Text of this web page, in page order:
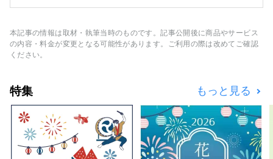
けに終わらず「カキ」「ブリ」「フグ」、夏の
の味覚は「丹波栗」「丹波黒豆」や夏のフルー
ツ「砂丘メロン」と、年中グルメが楽しめるエ
本記事の情報は取材・執筆当時のものです。記事公開後に商品やサービス
の内容・料金が変更となる可能性があります。ご利用の際は改めてご確認
ください。
特集 もっと見る